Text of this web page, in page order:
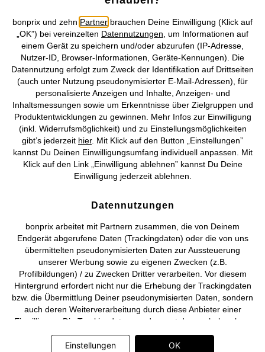
Preisangaben inkl. gesetzl. MwSt. und zzgl.
Service- &
Versandkosten
AGB Datenschutz Cookie-Einstellungen Impressum
Vertrag widerrufen
©2026 bonprix.Alle Rechte vorbehalten.
Deutsch Français
bonprix und zehn Partner brauchen Deine Einwilligung (Klick auf
„OK”) bei vereinzelten Datennutzungen , um Informationen auf
einem Gerät zu speichern und/oder abzurufen (IP-Adresse,
Nutzer-ID, Browser-Informationen, Geräte-Kennungen). Die
Datennutzung erfolgt zum Zweck der Identifikation auf Drittseiten
(auch unter Nutzung pseudonymisierter E-Mail-Adressen), für
personalisierte Anzeigen und Inhalte, Anzeigen- und
Inhaltsmessungen sowie um Erkenntnisse über Zielgruppen und
Produktentwicklungen zu gewinnen. Mehr Infos zur Einwilligung
(inkl. Widerrufsmöglichkeit) und zu Einstellungsmöglichkeiten
gibt’s jederzeit hier. Mit Klick auf den Button „Einstellungen”
kannst Du Deinen Einwilligungsumfang individuell anpassen. Mit
Klick auf den Link „Einwilligung ablehnen” kannst Du Deine
Einwilligung jederzeit ablehnen.
Datennutzungen
bonprix arbeitet mit Partnern zusammen, die von Deinem
Endgerät abgerufene Daten (Trackingdaten) oder die von uns
übermittelten pseudonymisierten Daten zur Aussteuerung
unserer Werbung sowie zu eigenen Zwecken (z.B.
Profilbildungen) / zu Zwecken Dritter verarbeiten. Vor diesem
Hintergrund erfordert nicht nur die Erhebung der Trackingdaten
bzw. die Übermittlung Deiner pseudonymisierten Daten, sondern
auch deren Weiterverarbeitung durch diese Anbieter einer
Einwilligung. Die Trackingdaten werden erst dann erhoben bzw.
Deine pseudonymisierten Daten erst dann übermittelt, wenn Du
auf den in dem Banner auf bonprix.de wiedergebenden Button
Einstellungen OK